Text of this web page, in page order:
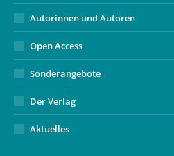
Autorinnen und Autoren
Open Access
Sonderangebote
Der Verlag
Aktuelles